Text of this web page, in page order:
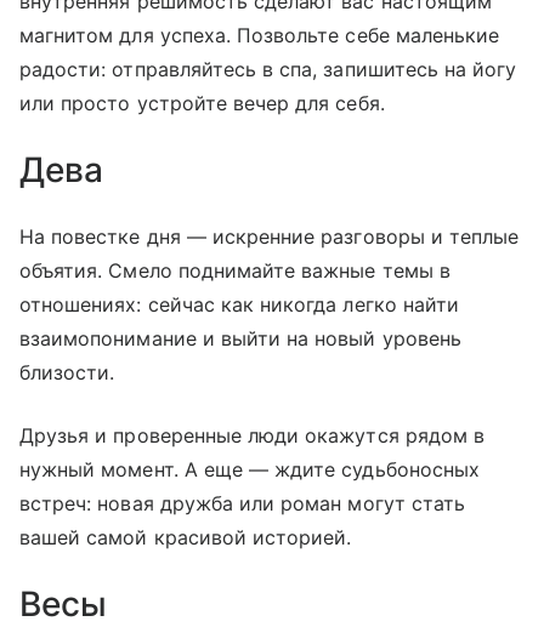
магнитом для успеха. Позвольте себе маленькие
радости: отправляйтесь в спа, запишитесь на йогу
или просто устройте вечер для себя.
Дева
На повестке дня — искренние разговоры и теплые
объятия. Смело поднимайте важные темы в
отношениях: сейчас как никогда легко найти
взаимопонимание и выйти на новый уровень
близости.
Друзья и проверенные люди окажутся рядом в
нужный момент. А еще — ждите судьбоносных
встреч: новая дружба или роман могут стать
вашей самой красивой историей.
Весы